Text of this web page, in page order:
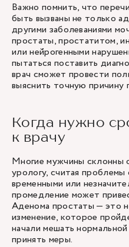
Важно помнить, что
быть вызваны не только
другими заболеваниями
простаты, простатитом,
или нейрогенными
пытаться поставить
врач сможет провести
выяснить точную причину
Когда нужно
к врачу
Многие мужчины склонны
урологу, считая проблемы
временными или
промедление может
Аденома простаты — это
изменение, которое
начали мешать
принять меры.